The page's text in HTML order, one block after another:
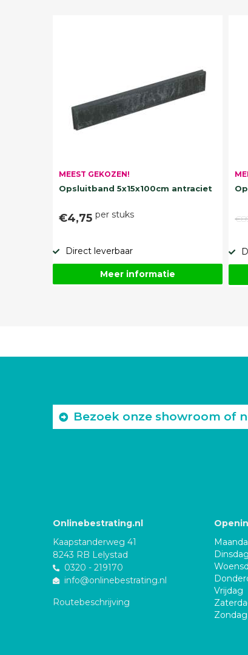
MEEST GEKOZEN!
Opsluitband 5x15x100cm antraciet
€4,75 per stuks
Direct leverbaar
Meer informatie
Bezoek onze showroom of
Onlinebestrating.nl
Kaapstanderweg 41
8243 RB Lelystad
0320 - 219170
info@onlinebestrating.nl
Routebeschrijving
Dinsdag
Vrijdag
Zondag